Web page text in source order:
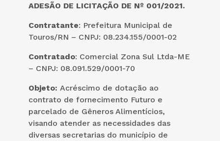
ADESÃO DE LICITAÇÃO DE Nº 001/2021.
Contratante: Prefeitura Municipal de
Touros/RN – CNPJ: 08.234.155/0001-02
Contratado: Comercial Zona Sul Ltda-ME
– CNPJ: 08.091.529/0001-70
Objeto: Acréscimo de dotação ao
contrato de fornecimento Futuro e
parcelado de Gêneros Alimentícios,
visando atender as necessidades das
diversas secretarias do município de